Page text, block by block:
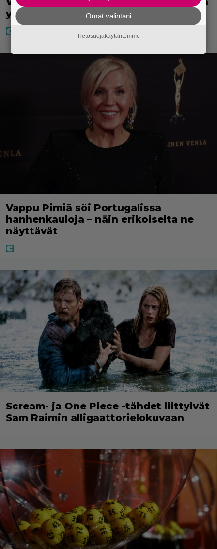
yksi milli edes riitä, näin se tapahtui
Vappu Pimiä söi Portugalissa
hanhenkauloja – näin erikoiselta ne
näyttävät
Scream- ja One Piece -tähdet liittyivät
Sam Raimin alligaattorielokuvaan
Omat valintani
Tietosuojakäytäntömme